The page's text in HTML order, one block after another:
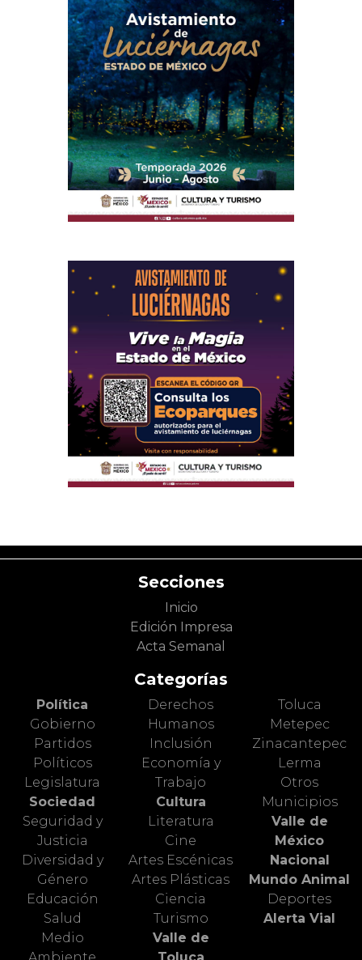
Secciones
Inicio
Edición Impresa
Acta Semanal
Categorías
Política
Gobierno
Partidos
Políticos
Legislatura
Sociedad
Seguridad y
Justicia
Diversidad y
Género
Educación
Salud
Medio
Ambiente
Derechos
Humanos
Inclusión
Economía y
Trabajo
Cultura
Literatura
Cine
Artes Escénicas
Artes Plásticas
Ciencia
Turismo
Valle de
Toluca
Toluca
Metepec
Zinacantepec
Lerma
Otros
Municipios
Valle de
México
Nacional
Mundo Animal
Deportes
Alerta Vial